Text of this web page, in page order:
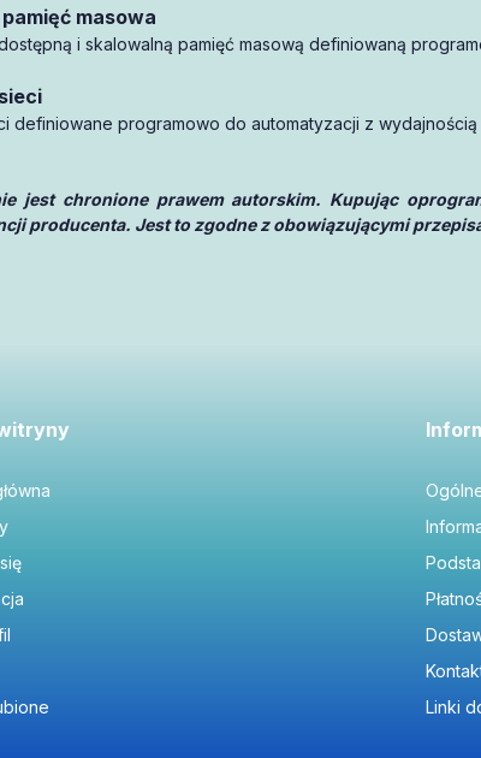
masowa
i skalowalną pamięć masową definiowaną
definiowane programowo do automatyzacji z
jest chronione prawem autorskim. Kupując
producenta. Jest to zgodne z obowiązującymi
Linki